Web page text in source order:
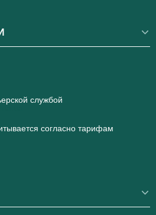
службой
согласно тарифам